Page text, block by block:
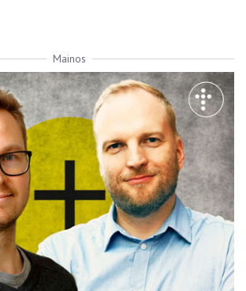
Mainos